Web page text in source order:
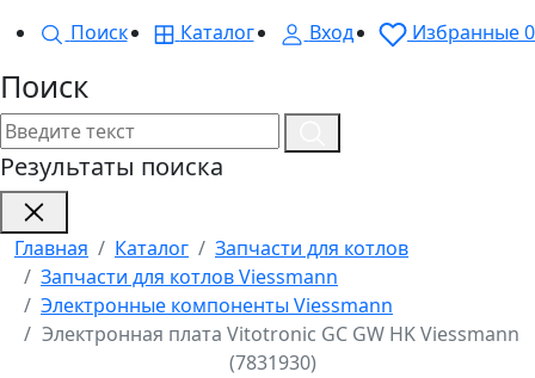
Поиск
Каталог Вход Избранные0
Поиск
Результаты поиска
Главная Каталог
Запчасти для котлов
Запчасти для котлов Viessmann
Электронные компоненты Viessmann
Электронная плата Vitotronic GC GW HK Viessmann
(7831930)